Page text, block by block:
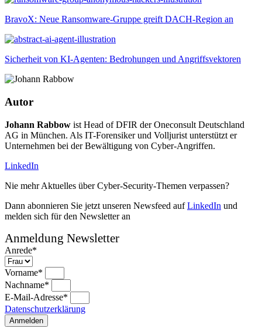
BravoX: Neue Ransomware-Gruppe greift DACH-Region an
Sicherheit von KI-Agenten: Bedrohungen und Angriffsvektoren
Autor
Johann Rabbow ist Head of DFIR der Oneconsult Deutschland
AG in München. Als IT-Forensiker und Volljurist unterstützt er
Unternehmen bei der Bewältigung von Cyber-Angriffen.
LinkedIn
Nie mehr Aktuelles über Cyber-Security-Themen verpassen?
Dann abonnieren Sie jetzt unseren Newsfeed aufLinkedIn und
melden sich für den Newsletter an
Anmeldung Newsletter
Anrede*
Vorname*
Nachname*
E-Mail-Adresse*
Datenschutzerklärung
Anmelden